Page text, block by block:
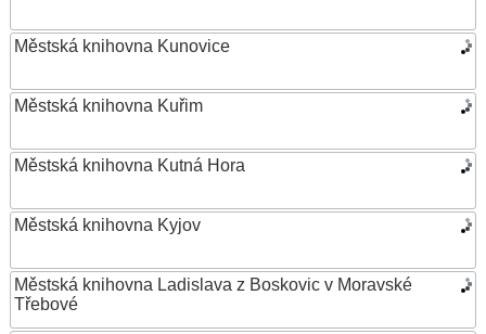
Městská knihovna Kunovice
Městská knihovna Kuřim
Městská knihovna Kutná Hora
Městská knihovna Kyjov
Městská knihovna Ladislava z Boskovic v Moravské
Třebové